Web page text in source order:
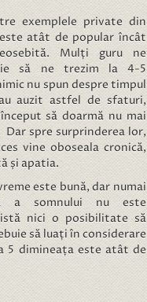
exemplele private din
atât de popular încât
Mulți guru ne
să ne trezim la 4-5
nu spun despre timpul
auzit astfel de sfaturi,
să doarmă nu mai
Dar spre surprinderea lor,
vine oboseala cronică,
și apatia.
este bună, dar numai
a somnului nu este
nici o posibilitate să
să luați în considerare
5 dimineața este atât de